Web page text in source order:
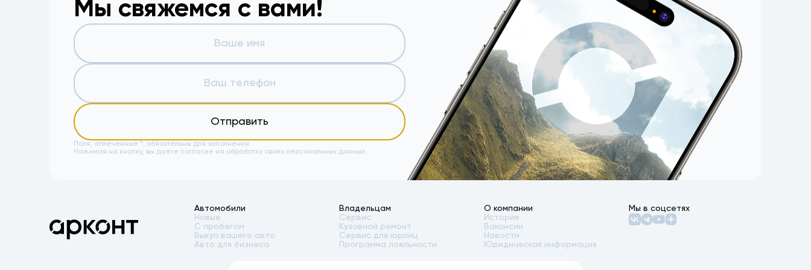
Мы свяжемся с вами!
Отправить
Поля, отмеченные *, обязательны для заполнения.
Нажимая на кнопку, вы даёте согласие на обработку своих персональных данных.
Автомобили
Новые
С пробегом
Выкуп вашего авто
Авто для бизнеса
Владельцам
Сервис
Кузовной ремонт
Сервис для юрлиц
Программа лояльности
О компании
История
Вакансии
Новости
Юридическая информация
Мы в соцсетях